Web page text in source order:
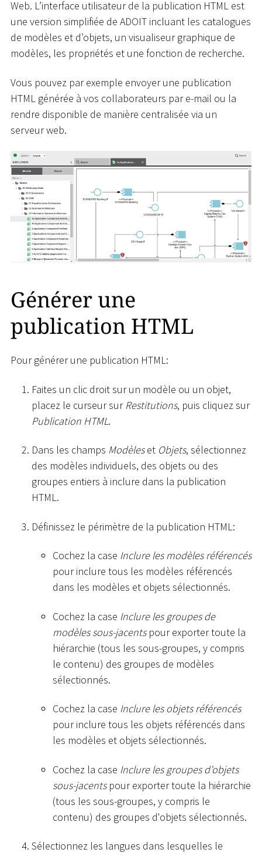
Web. L’interface utilisateur de la publication HTML est
une version simplifiée de ADOIT incluant les catalogues
de modèles et d’objets, un visualiseur graphique de
modèles, les propriétés et une fonction de recherche.
Vous pouvez par exemple envoyer une publication
HTML générée à vos collaborateurs par e-mail ou la
rendre disponible de manière centralisée via un
serveur web.
Générer une
publication HTML
Pour générer une publication HTML:
Faites un clic droit sur un modèle ou un objet,
placez le curseur surRestitutions, puis cliquez sur
Publication HTML.
Dans les champs Modèleset Objets, sélectionnez
des modèles individuels, des objets ou des
groupes entiers à inclure dans la publication
HTML.
Définissez le périmètre de la publication HTML:
Cochez la case Inclure les modèles référencés
pour inclure tous les modèles référencés
dans les modèles et objets sélectionnés.
Cochez la case Inclure les groupes de
modèles sous-jacentspour exporter toute la
hiérarchie (tous les sous-groupes, y compris
le contenu) des groupes de modèles
sélectionnés.
Cochez la case Inclure les objets référencés
pour inclure tous les objets référencés dans
les modèles et objets sélectionnés.
Cochez la case Inclure les groupes d’objets
sous-jacentspour exporter toute la hiérarchie
(tous les sous-groupes, y compris le
contenu) des groupes d'objets sélectionnés.
Sélectionnez les langues dans lesquelles le